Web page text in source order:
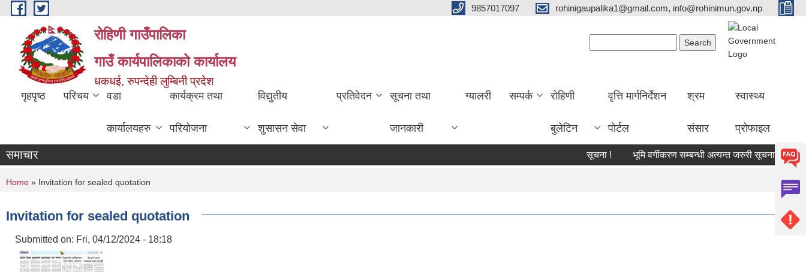
Skip to main content 9857017097 rohinigaupalika1@gmail.com, info@rohinimun.gov.np
रोहिणी गाउँपालिका
गाउँ कार्यपालिकाको कार्यालय
धकधई, रुपन्देही लुम्बिनी प्रदेश
गृहपृष्ठ परिचय वडा
कार्यालयहरु
कार्यक्रम तथा
परियोजना
विद्युतीय
शुसासन सेवा
प्रतिवेदन सूचना तथा
जानकारी
ग्यालरी सम्पर्क रोहिणी
बुलेटिन
वृत्ति मार्गनिर्देशन
पोर्टल
श्रम
संसार
स्वास्थ्य
प्रोफाइल
समाचार सूचना ! भूमि वर्गीकरण सम्बन्धी अत्यन्त जरुरी सूचना ! काजमा
You are here
Home » Invitation for sealed quotation
Invitation for sealed quotation
Submitted on: Fri, 04/12/2024 - 18:18